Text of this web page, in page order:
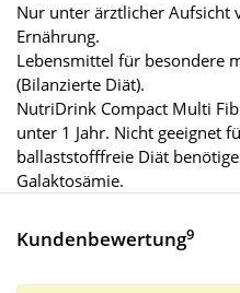
Nur unter ärztlicher Aufsicht
Ernährung.
Lebensmittel für besondere
(Bilanzierte Diät).
NutriDrink Compact Multi
unter 1 Jahr. Nicht geeignet
ballaststofffreie Diät
Galaktosämie.
Kundenbewertung9